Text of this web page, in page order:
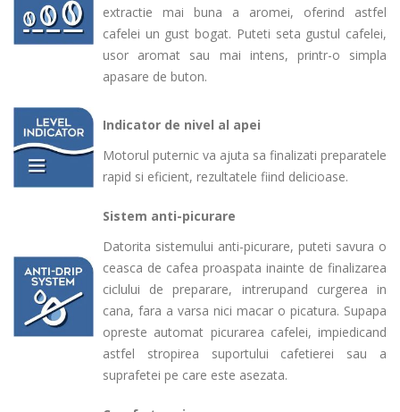
extractie mai buna a aromei, oferind astfel
cafelei un gust bogat. Puteti seta gustul cafelei,
usor aromat sau mai intens, printr-o simpla
apasare de buton.
Indicator de nivel al apei
Motorul puternic va ajuta sa finalizati preparatele
rapid si eficient, rezultatele fiind delicioase.
Sistem anti-picurare
Datorita sistemului anti-picurare, puteti savura o
ceasca de cafea proaspata inainte de finalizarea
ciclului de preparare, intrerupand curgerea in
cana, fara a varsa nici macar o picatura. Supapa
opreste automat picurarea cafelei, impiedicand
astfel stropirea suportului cafetierei sau a
suprafetei pe care este asezata.